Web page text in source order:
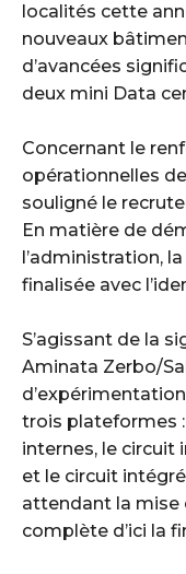
localités cette
nouveaux
d’avancées
deux mini Data
‎Concernant le
opérationnelles
souligné le
En matière de
l’administration,
finalisée avec
‎S’agissant de la
Aminata Zerbo/
trois plateformes
internes, le circuit
et le circuit
attendant la mise
complète d’ici la